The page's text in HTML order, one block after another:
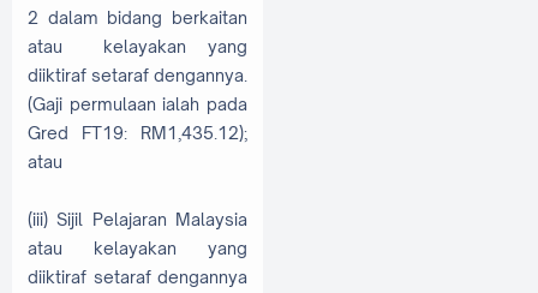
2 dalam bidang berkaitan
atau kelayakan yang
diiktiraf setaraf dengannya.
(Gaji permulaan ialah pada
Gred FT19: RM1,435.12);
atau
(iii) Sijil Pelajaran Malaysia
atau kelayakan yang
diiktiraf setaraf dengannya